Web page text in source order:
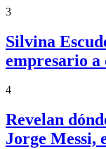
3
Silvina
empresario a
4
Revelan
Jorge Messi,